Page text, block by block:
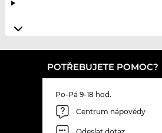
POTŘEBUJETE POMOC?
Po-Pá 9-18 hod.
Centrum nápovědy